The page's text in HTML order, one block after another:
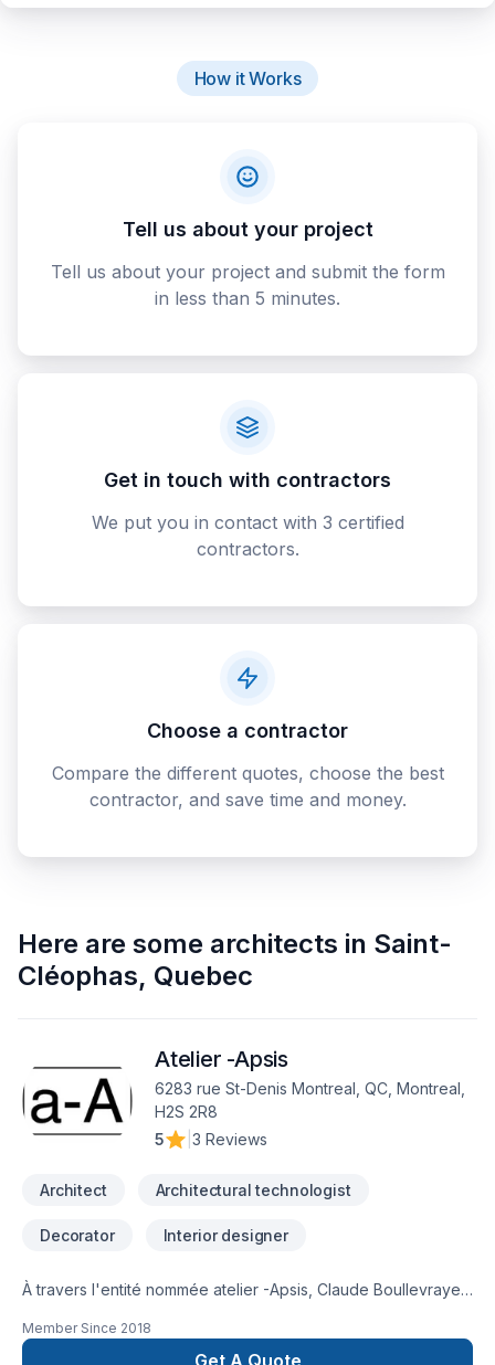
How it Works
Tell us about your project
Tell us about your project and submit the form
in less than 5 minutes.
Get in touch with contractors
We put you in contact with 3 certified
contractors.
Choose a contractor
Compare the different quotes, choose the best
contractor, and save time and money.
Here are some architects in Saint-
Cléophas, Quebec
Atelier -Apsis
6283 rue St-Denis Montreal, QC, Montreal,
H2S 2R8
5
3 Reviews
Architect Architectural technologist
Decorator Interior designer
À travers l'entité nommée atelier -Apsis, Claude Boullevraye
Architectes du Québec. Il cumule presque 30 années de
pratique diversifiée. Il travaille régulièrement avec un
Member Since 2018
Get A Quote